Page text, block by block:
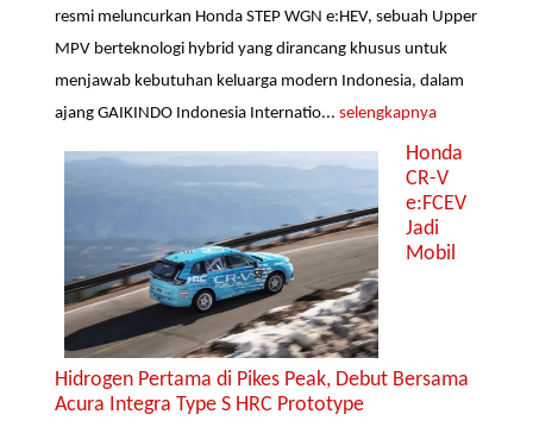
resmi meluncurkan Honda STEP WGN e:HEV, sebuah Upper
MPV berteknologi hybrid yang dirancang khusus untuk
menjawab kebutuhan keluarga modern Indonesia, dalam
ajang GAIKINDO Indonesia Internatio...selengkapnya
Honda
CR-V
e:FCEV
Jadi
Mobil
Hidrogen Pertama di Pikes Peak, Debut Bersama
Acura Integra Type S HRC Prototype